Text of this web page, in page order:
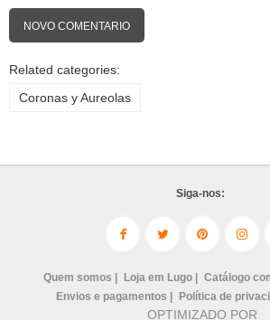
NOVO COMENTARIO
Related categories:
Coronas y Aureolas
Siga-nos:
Quem somos | Loja em Lugo | Catálogo
Envios e pagamentos |
Política de
OPTIMIZADO POR